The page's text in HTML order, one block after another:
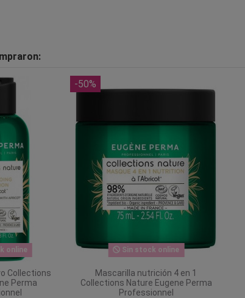
online
Collections
Perma
-50%
Sin stock online
Mascarilla nutrición 4 en 1
Collections Nature Eugene Perma
Professionnel